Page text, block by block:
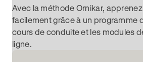
Avec la méthode Ornikar,
facilement grâce à un programme
cours de conduite et les modules
ligne.